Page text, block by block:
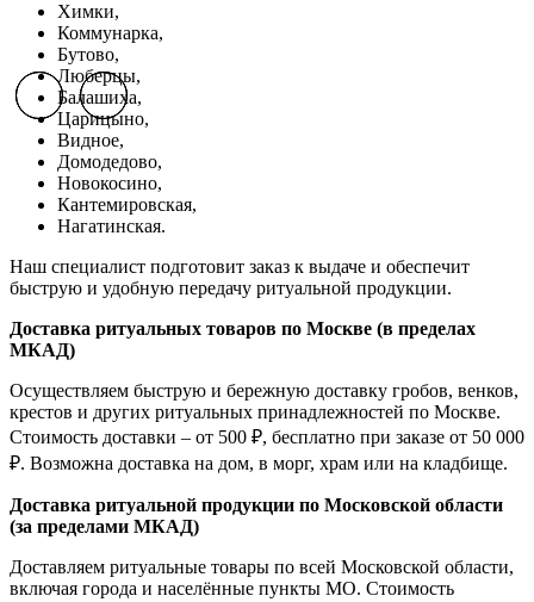
Химки,
Коммунарка,
Бутово,
Люберцы,
Балашиха,
Царицыно,
Видное,
Домодедово,
Новокосино,
Кантемировская,
Нагатинская.
Наш специалист подготовит заказ к выдаче и обеспечит
быструю и удобную передачу ритуальной продукции.
Доставка ритуальных товаров по Москве (в пределах
МКАД)
Осуществляем быструю и бережную доставку гробов, венков,
крестов и других ритуальных принадлежностей по Москве.
Стоимость доставки – от 500 ₽, бесплатно при заказе от 50 000
₽. Возможна доставка на дом, в морг, храм или на кладбище.
Доставка ритуальной продукции по Московской области
(за пределами МКАД)
Доставляем ритуальные товары по всей Московской области,
включая города и населённые пункты МО. Стоимость
Previous slide
Next slide
Previous slide
Next slide
Previous slide
Next slide